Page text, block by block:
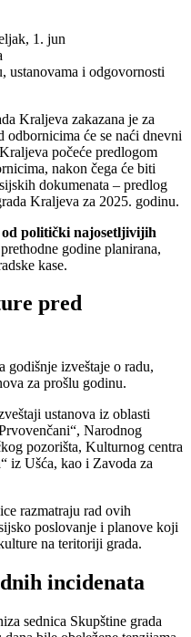
1. jun
ustanovama i odgovornosti
Kraljeva zakazana je za
će se naći dnevni
počeće predlogom
nakon čega će biti
dokumenata – predlog
Kraljeva za 2025. godinu.
politički najosetljivijih
godine planirana,
kase.
pred
godišnje izveštaje o radu,
za prošlu godinu.
ustanova iz oblasti
Narodnog
pozorišta, Kulturnog centra
iz Ušća, kao i Zavoda za
razmatraju rad ovih
poslovanje i planove koji
na teritoriji grada.
incidenata
sednica Skupštine grada